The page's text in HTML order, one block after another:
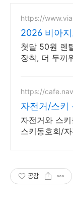
https://
2026 비아
형 렌탈,완
첫달 50원 렌
장착, 더 두꺼
https://
자전거/스키
자전거와 스
스키동호회/
공감